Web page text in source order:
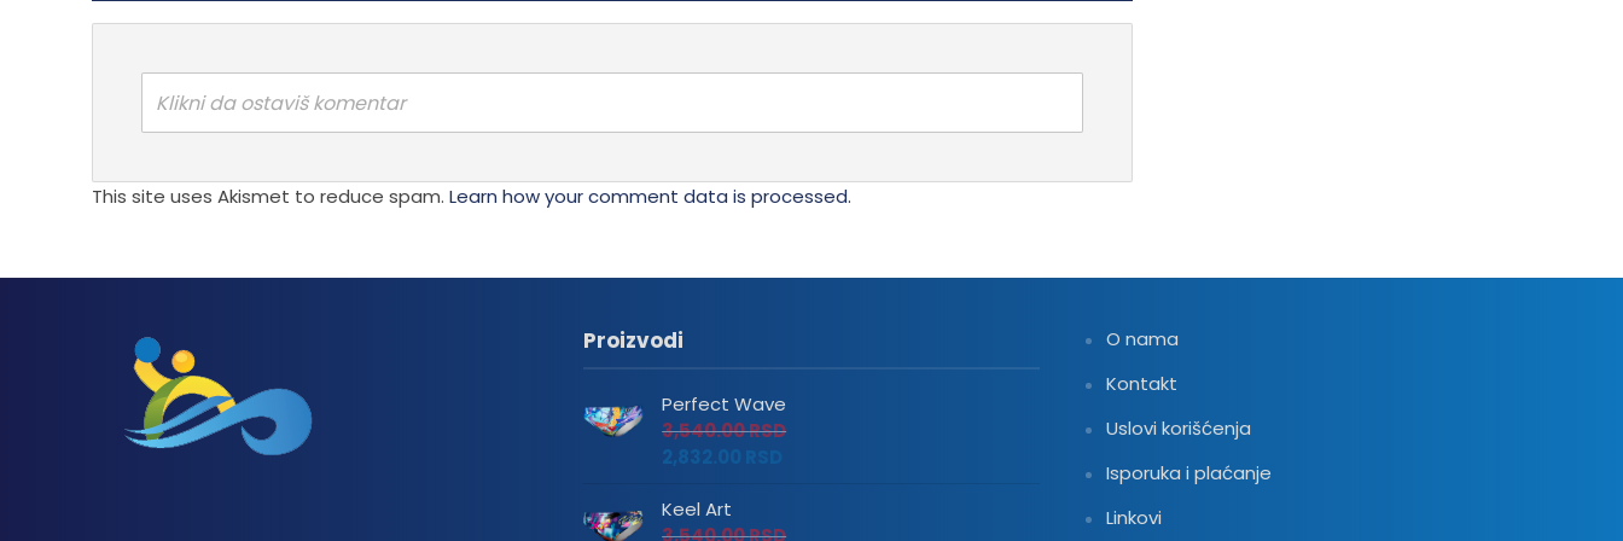
Klikni da ostaviš komentar
This site uses Akismet to reduce spam. Learn how your comment data is processed.
Proizvodi
Perfect Wave
3,540.00RSD
2,832.00
Keel Art
O nama
Kontakt
Uslovi korišćenja
Isporuka i plaćanje
Linkovi